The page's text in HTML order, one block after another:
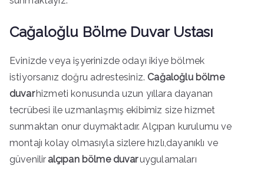
Cağaloğlu Bölme Duvar Ustası
Evinizde veya işyerinizde odayı ikiye bölmek
istiyorsanız doğru adrestesiniz. Cağaloğlu bölme
duvarhizmeti konusunda uzun yıllara dayanan
tecrübesi ile uzmanlaşmış ekibimiz size hizmet
sunmaktan onur duymaktadır. Alçıpan kurulumu ve
montajı kolay olmasıyla sizlere hızlı,dayanıklı ve
güvenilir alçıpan bölme duvaruygulamaları